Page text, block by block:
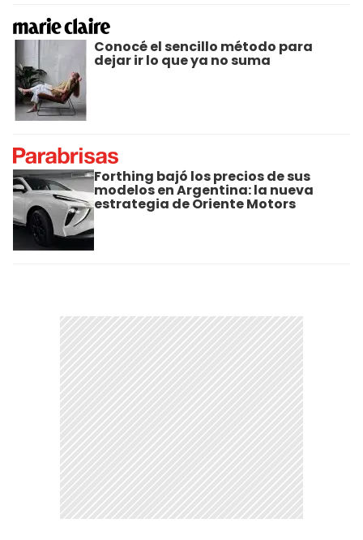
Conocé el sencillo método para
dejar ir lo que ya no suma
Forthing bajó los precios de sus
modelos en Argentina: la nueva
estrategia de Oriente Motors